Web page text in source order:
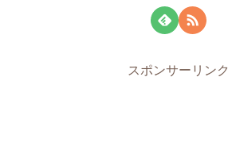
スポンサーリンク